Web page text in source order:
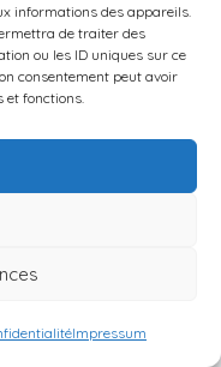
informations des appareils.
de traiter des
ou les ID uniques sur ce
consentement peut avoir
et fonctions.
Impressum
pièges éviter ?
gratuite